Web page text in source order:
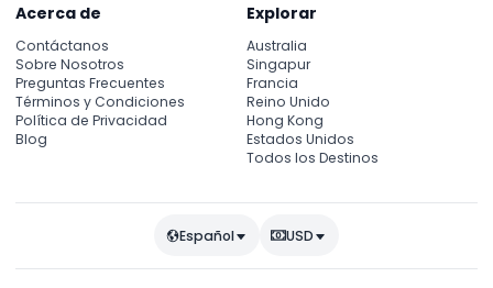
Acerca de
Contáctanos
Sobre Nosotros
Preguntas Frecuentes
Términos y Condiciones
Política de Privacidad
Blog
Explorar
Australia
Singapur
Francia
Reino Unido
Hong Kong
Estados Unidos
Todos los Destinos
Español USD